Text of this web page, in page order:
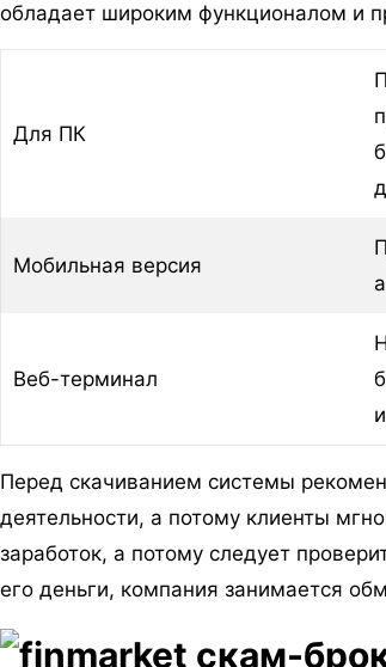
обладает широким функционалом и
Для ПК
Мобильная версия
Веб-терминал
Перед скачиванием системы
деятельности, а потому клиенты
заработок, а потому следует
его деньги, компания занимается